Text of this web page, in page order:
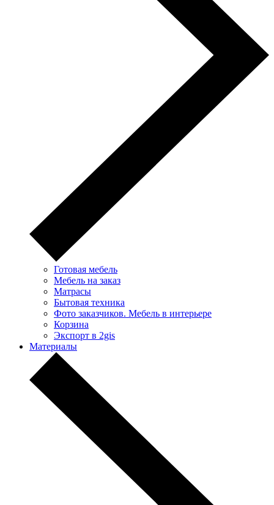
Готовая мебель
Мебель на заказ
Матрасы
Бытовая техника
Фото заказчиков. Мебель в интерьере
Корзина
Экспорт в 2gis
Материалы